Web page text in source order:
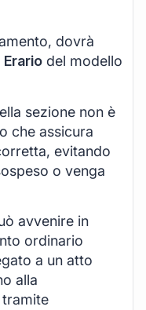
dovrà
Erario del modello
sezione non è
che assicura
evitando
o venga
avvenire in
ordinario
a un atto
alla